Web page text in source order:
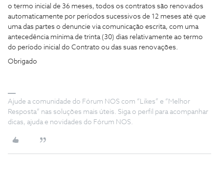
o termo inicial de 36 meses, todos os contratos são renovados
automaticamente por períodos sucessivos de 12 meses até que
uma das partes o denuncie via comunicação escrita, com uma
antecedência mínima de trinta (30) dias relativamente ao termo
do período inicial do Contrato ou das suas renovações.
Obrigado
Ajude a comunidade do Fórum NOS com “Likes” e “Melhor
Resposta” nas soluções mais úteis. Siga o perfil para acompanhar
dicas, ajuda e novidades do Fórum NOS.